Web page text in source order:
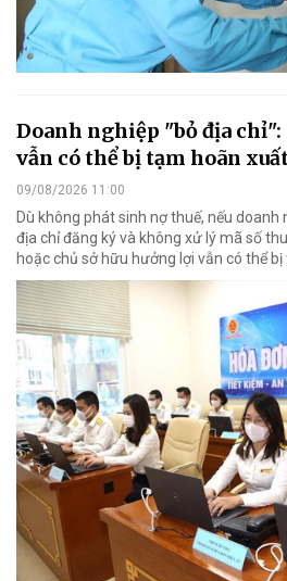
Doanh nghiệp "bỏ địa
vẫn có thể bị tạm hoãn
09/08/2026 11:00
Dù không phát sinh nợ thuế, nếu
địa chỉ đăng ký và không xử lý mã số
hoặc chủ sở hữu hưởng lợi vẫn có thể